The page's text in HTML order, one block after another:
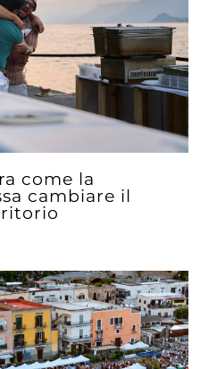
come la
cambiare il